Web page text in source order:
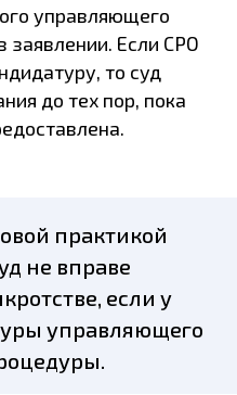
управляющего
заявлении. Если СРО
то суд
до тех пор, пока
практикой
не вправе
если у
управляющего